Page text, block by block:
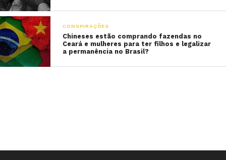
CONSPIRAÇÕES
Chineses estão comprando fazendas no
Ceará e mulheres para ter filhos e legalizar
a permanência no Brasil?